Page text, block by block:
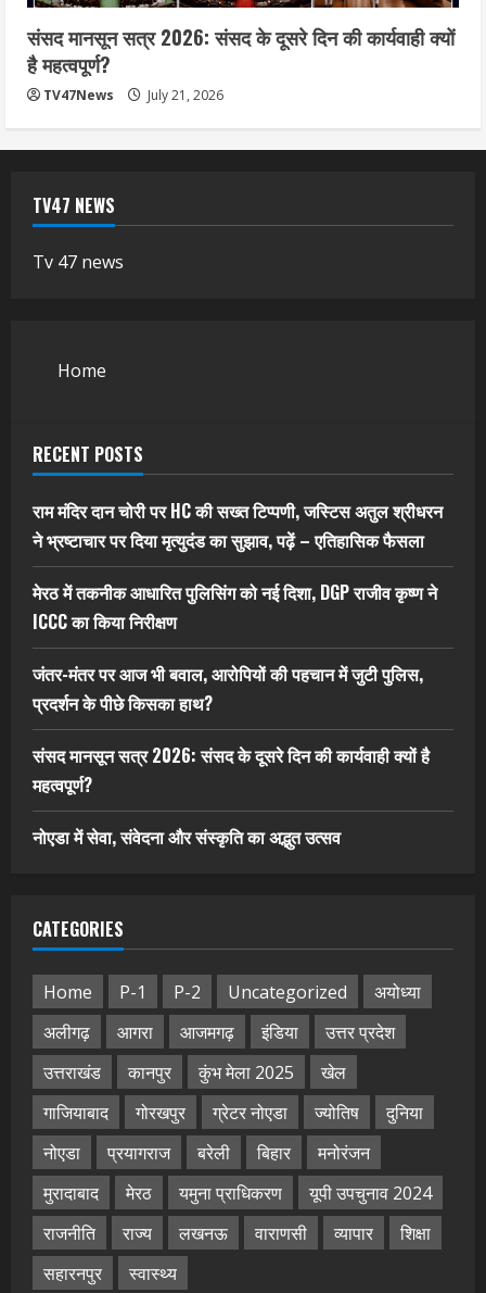
संसद मानसून सत्र 2026: संसद के दूसरे दिन की कार्यवाही क्यों
है महत्वपूर्ण?
TV47News July 21, 2026
TV47 NEWS
Tv 47 news
Home
RECENT POSTS
राम मंदिर दान चोरी पर HC की सख्त टिप्पणी, जस्टिस अतुल श्रीधरन
ने भ्रष्टाचार पर द‍िया मृत्युदंड का सुझाव, पढ़ें – एत‍िहास‍िक फैसला
मेरठ में तकनीक आधारित पुलिसिंग को नई दिशा, DGP राजीव कृष्ण ने
ICCC का किया निरीक्षण
जंतर-मंतर पर आज भी बवाल, आरोपियों की पहचान में जुटी पुलिस,
प्रदर्शन के पीछे किसका हाथ?
संसद मानसून सत्र 2026: संसद के दूसरे दिन की कार्यवाही क्यों है
महत्वपूर्ण?
नोएडा में सेवा, संवेदना और संस्कृति का अद्भुत उत्सव
CATEGORIES
Home P-1 P-2 Uncategorized
अयोध्या
अलीगढ़
आगरा आजमगढ़ इंडिया
उत्तर प्रदेश
उत्तराखंड
कानपुर कुंभ मेला 2025
खेल
गाजियाबाद
गोरखपुर ग्रेटर नोएडा ज्योतिष
दुनिया
नोएडा
प्रयागराज बरेली बिहार
मनोरंजन
मुरादाबाद
मेरठ यमुना प्राधिकरण
यूपी उपचुनाव 2024
राजनीति
राज्य लखनऊ वाराणसी व्यापार
शिक्षा
सहारनपुर
स्वास्थ्य